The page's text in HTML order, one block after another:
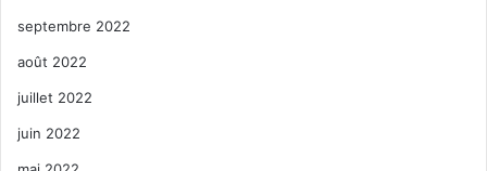
septembre 2022
août 2022
juillet 2022
juin 2022